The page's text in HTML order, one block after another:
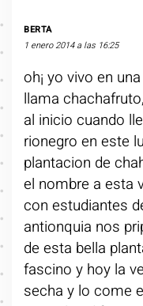
BERTA
1 enero 2014 a las 16:25
oh¡ yo vivo en
llama
al inicio cuando
rionegro en este
plantacion de
el nombre a esta
con estudiantes
antionquia nos
de esta bella
fascino y hoy la
secha y lo come